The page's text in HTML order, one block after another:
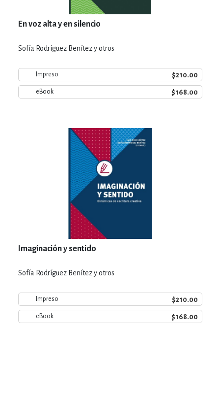
En voz alta y en silencio
Sofía Rodríguez Benítez y otros
Impreso $210.00
eBook $168.00
Imaginación y sentido
Sofía Rodríguez Benítez y otros
Impreso $210.00
eBook $168.00